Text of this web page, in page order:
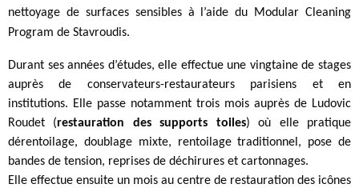
nettoyage de surfaces sensibles à l’aide du Modular Cleaning
Program de Stavroudis.
Durant ses années d’études, elle effectue une vingtaine de stages
auprès de conservateurs-restaurateurs parisiens et en
institutions. Elle passe notamment trois mois auprès de Ludovic
Roudet (restauration des supports toiles) où elle pratique
dérentoilage, doublage mixte, rentoilage traditionnel, pose de
bandes de tension, reprises de déchirures et cartonnages.
Elle effectue ensuite un mois au centre de restauration des icônes